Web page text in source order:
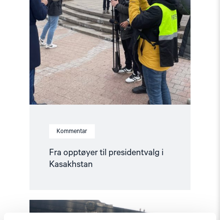
Kommentar
Fra opptøyer til presidentvalg i
Kasakhstan
Read
article